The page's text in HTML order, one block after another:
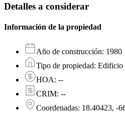
Detalles a considerar
Información de la propiedad
Año de construcción: 1980
Tipo de propiedad: Edificio
HOA: --
CRIM: --
Coordenadas: 18.40423, -